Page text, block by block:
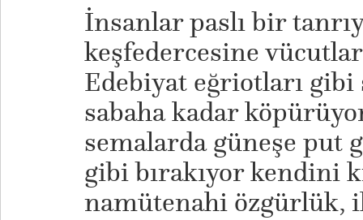
İnsanlar paslı bir
keşfedercesine
Edebiyat eğriotları
sabaha kadar
semalarda güneşe put
gibi bırakıyor kendini
namütenahi özgürlük,